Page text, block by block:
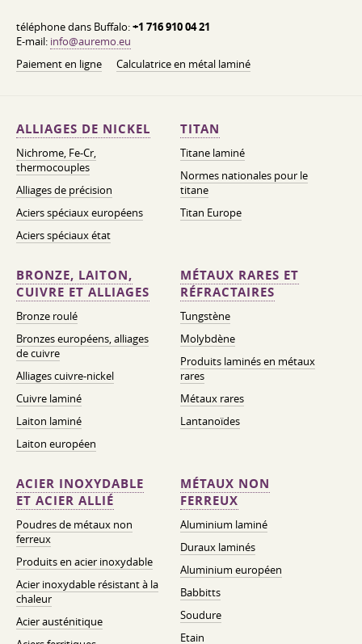
téléphone dans Buffalo:+1 716 910 04 21
E-mail: info@auremo.eu
Paiement en ligne
Calculatrice en métal laminé
ALLIAGES DE NICKEL
Nichrome, Fe-Cr,
thermocouples
Alliages de précision
Aciers spéciaux européens
Aciers spéciaux état
TITAN
Titane laminé
Normes nationales pour le
titane
Titan Europe
BRONZE, LAITON,
CUIVRE ET ALLIAGES
Bronze roulé
Bronzes européens, alliages
de cuivre
Alliages cuivre-nickel
Cuivre laminé
Laiton laminé
Laiton européen
MÉTAUX RARES ET
RÉFRACTAIRES
Tungstène
Molybdène
Produits laminés en métaux
rares
Métaux rares
Lantanoïdes
ACIER INOXYDABLE
ET ACIER ALLIÉ
Poudres de métaux non
ferreux
Produits en acier inoxydable
Acier inoxydable résistant à la
chaleur
Acier austénitique
MÉTAUX NON
FERREUX
Aluminium laminé
Duraux laminés
Aluminium européen
Babbitts
Soudure
Etain